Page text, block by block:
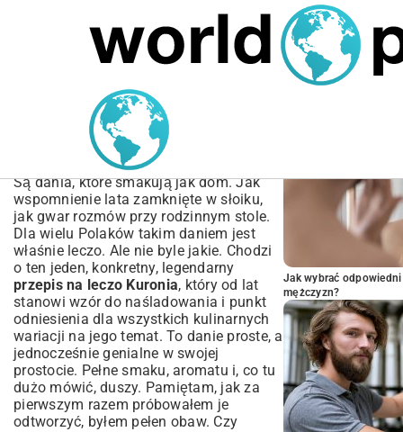
MARIUSZ ŁAMAGA 04.10.2025
Przepis na leczo Kuronia –
Odkryj oryginalny smak
Są dania, które smakują jak dom. Jak
wspomnienie lata zamknięte w słoiku,
jak gwar rozmów przy rodzinnym stole.
Dla wielu Polaków takim daniem jest
właśnie leczo. Ale nie byle jakie. Chodzi
o ten jeden, konkretny, legendarny
przepis na leczo Kuronia, który od lat
stanowi wzór do naśladowania i punkt
odniesienia dla wszystkich kulinarnych
wariacji na jego temat. To danie proste, a
jednocześnie genialne w swojej
prostocie. Pełne smaku, aromatu i, co tu
dużo mówić, duszy. Pamiętam, jak za
pierwszym razem próbowałem je
odtworzyć, byłem pełen obaw. Czy
Jak wybrać
mężczyzn?